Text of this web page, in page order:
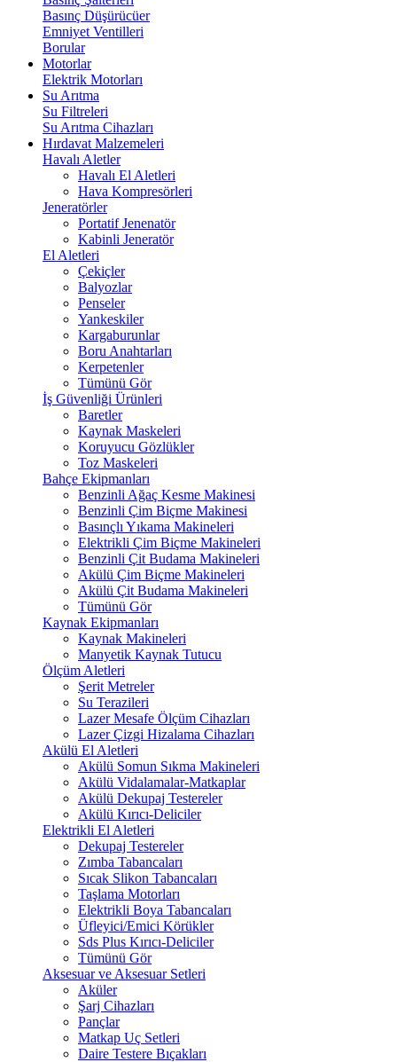
Basınç Düşürücüer
Emniyet Ventilleri
Borular
Motorlar
Elektrik Motorları
Su Arıtma
Su Filtreleri
Su Arıtma Cihazları
Hırdavat Malzemeleri
Havalı Aletler
Havalı El Aletleri
Hava Kompresörleri
Jeneratörler
Portatif Jenenatör
Kabinli Jeneratör
El Aletleri
Çekiçler
Balyozlar
Penseler
Yankeskiler
Kargaburunlar
Boru Anahtarları
Kerpetenler
Tümünü Gör
İş Güvenliği Ürünleri
Baretler
Kaynak Maskeleri
Koruyucu Gözlükler
Toz Maskeleri
Bahçe Ekipmanları
Benzinli Ağaç Kesme Makinesi
Benzinli Çim Biçme Makinesi
Basınçlı Yıkama Makineleri
Elektrikli Çim Biçme Makineleri
Benzinli Çit Budama Makineleri
Akülü Çim Biçme Makineleri
Akülü Çit Budama Makineleri
Tümünü Gör
Kaynak Ekipmanları
Kaynak Makineleri
Manyetik Kaynak Tutucu
Ölçüm Aletleri
Şerit Metreler
Su Terazileri
Lazer Mesafe Ölçüm Cihazları
Lazer Çizgi Hizalama Cihazları
Akülü El Aletleri
Akülü Somun Sıkma Makineleri
Akülü Vidalamalar-Matkaplar
Akülü Dekupaj Testereler
Akülü Kırıcı-Deliciler
Elektrikli El Aletleri
Dekupaj Testereler
Zımba Tabancaları
Sıcak Slikon Tabancaları
Taşlama Motorları
Elektrikli Boya Tabancaları
Üfleyici/Emici Körükler
Sds Plus Kırıcı-Deliciler
Tümünü Gör
Aksesuar ve Aksesuar Setleri
Aküler
Şarj Cihazları
Pançlar
Matkap Uç Setleri
Daire Testere Bıçakları